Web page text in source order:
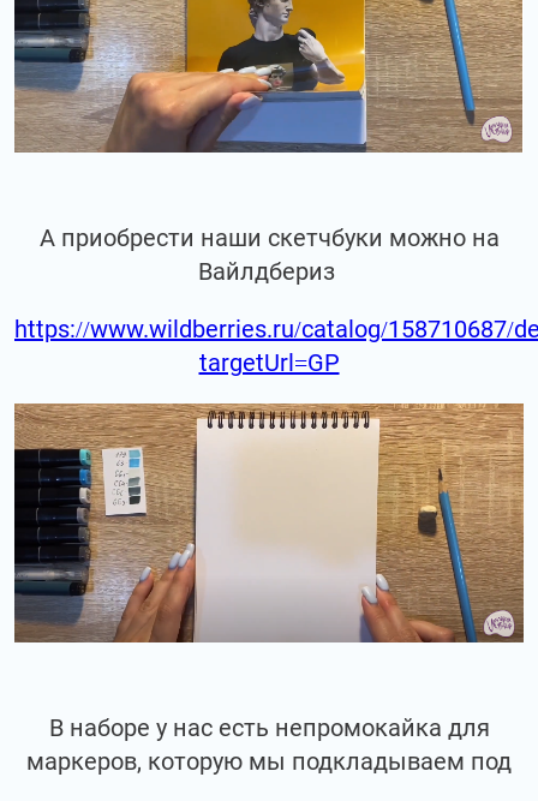
А приобрести наши скетчбуки можно на
Вайлдбериз
https://www.wildberries.ru/catalog/158710687/
targetUrl=GP
В наборе у нас есть непромокайка для
маркеров, которую мы подкладываем под